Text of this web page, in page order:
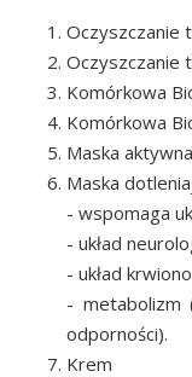
Oczyszczanie
Oczyszczanie
Komórkowa
Komórkowa
Maska
Maska
- wspomaga
- układ
- układ
- metabolizm
odporności).
Krem